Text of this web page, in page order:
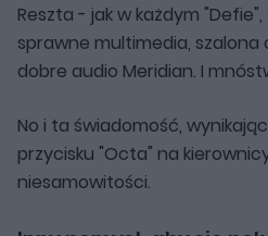
Reszta - jak w każdym
sprawne multimedia, szalona
dobre audio Meridian. I
No i ta świadomość,
przycisku "Octa" na
niesamowitości.